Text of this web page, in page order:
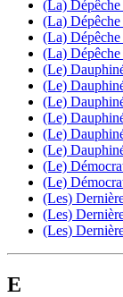
(La)
(La)
(La)
(La)
(Le)
(Le)
(Le)
(Le)
(Le)
(Le)
(Le)
(Le)
(Les)
(Les)
(Les)
E